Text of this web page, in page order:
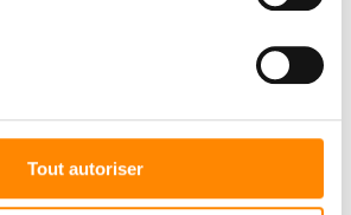
Tout autoriser